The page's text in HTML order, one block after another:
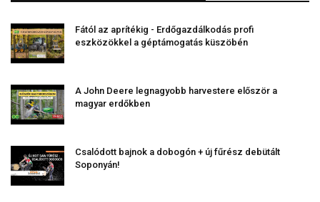
Fától az aprítékig - Erdőgazdálkodás profi
eszközökkel a géptámogatás küszöbén
A John Deere legnagyobb harvestere először a
magyar erdőkben
Csalódott bajnok a dobogón + új fűrész debütált
Soponyán!